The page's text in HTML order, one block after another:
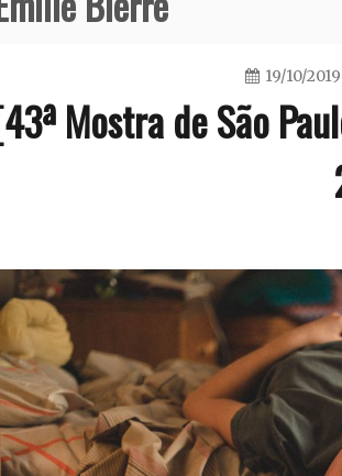
19/10/2019
Mostra de São